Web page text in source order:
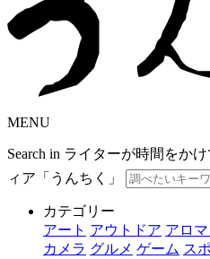
MENU
Search in ライターが時間をか
ィア「うんちく」
カテゴリー
アート アウトドア アロ
カメラ グルメ ゲーム ス